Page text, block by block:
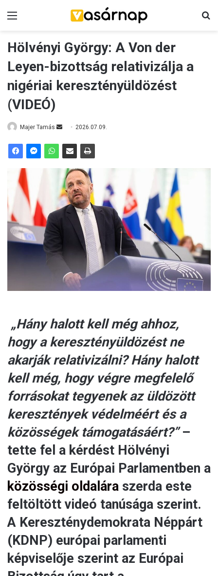
Hölvényi György: A Von der
Leyen-bizottság relativizálja a
nigériai keresztényüldözést
(VIDEÓ)
Majer Tamás
a
n
e
m
2026.07.09.
„Hány halott kell még ahhoz,
hogy a keresztényüldözést ne
akarják relativizálni? Hány halott
kell még, hogy végre megfelelő
forrásokat tegyenek az üldözött
keresztények védelméért és a
közösségek támogatásáért?”–
tette fel a kérdést Hölvényi
György az Európai Parlamentben a
közösségi oldalára szerda este
feltöltött videó tanúsága szerint.
A Kereszténydemokrata Néppárt
(KDNP) európai parlamenti
képviselője szerint az Európai